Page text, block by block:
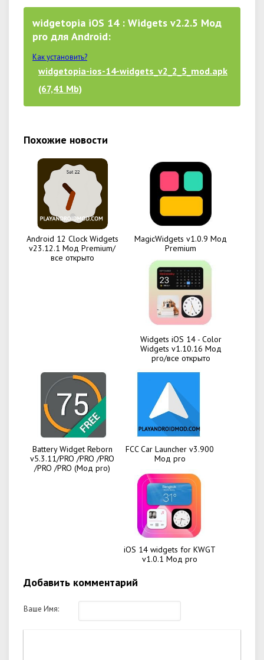
widgetopia iOS 14 : Widgets v2.2.5 Мод
pro для Android:
Как установить?
widgetopia-ios-14-widgets_v2_2_5_mod.apk
(67,41 Mb)
Похожие новости
Android 12 Clock Widgets
v23.12.1 Мод Premium/
все открыто
MagicWidgets v1.0.9 Мод
Premium
Widgets iOS 14 - Color
Widgets v1.10.16 Мод
pro/все открыто
Battery Widget Reborn
v5.3.11/PRO /PRO /PRO
/PRO /PRO (Мод pro)
FCC Car Launcher v3.900
Мод pro
iOS 14 widgets for KWGT
v1.0.1 Мод pro
Добавить комментарий
Ваше Имя: